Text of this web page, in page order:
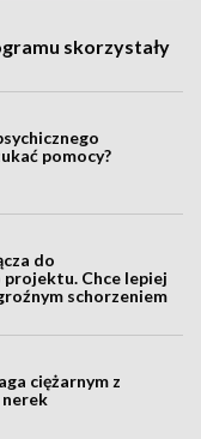
skorzystały
pomocy?
do
Chce lepiej
schorzeniem
ciężarnym z
nerek